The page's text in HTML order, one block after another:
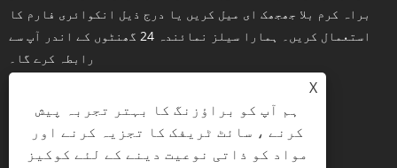
براہ کرم بلا جھجھک ای میل کریں یا درج ذیل انکوائری فارم کا
استعمال کریں۔ ہمارا سیلز نمائندہ 24 گھنٹوں کے اندر آپ سے
رابطہ کرے گا۔
ابھی انکوائری کریں۔
X
ہم آپ کو براؤزنگ کا بہتر تجربہ پیش
کرنے ، سائٹ ٹریفک کا تجزیہ کرنے اور
مواد کو ذاتی نوعیت دینے کے لئے کوکیز